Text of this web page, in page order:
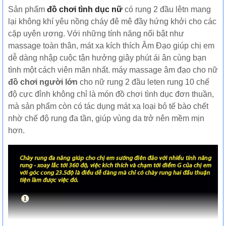
Sản phẩm đồ chơi tình dục nữ có rung 2 đầu lêtn mang
lại không khí yêu nồng cháy đê mê đầy hứng khởi cho các
cặp uyên ương. Với những tính năng nổi bật như
massage toàn thân, mát xa kích thích Âm Đạo giúp chị em
dễ dàng nhập cuộc tận hưởng giây phút ái ân cùng bạn
tình một cách viên mãn nhất. máy massage âm đạo cho nữ
đồ chơi người lớn cho nữ rung 2 đầu leten rung 10 chế
độ cực đỉnh không chỉ là món đồ chơi tình dục đơn thuần,
mà sản phẩm còn có tác dụng mát xa loại bỏ tế bào chết
nhờ chế độ rung đa tần, giúp vùng da trở nên mềm mịn
hơn.